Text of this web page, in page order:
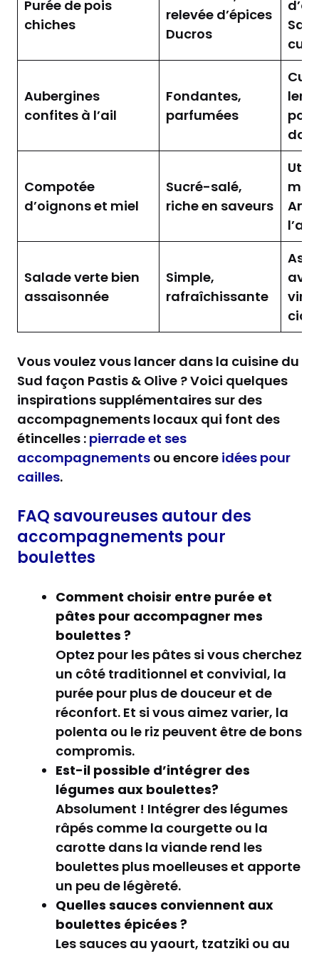
Purée de pois
chiches
relevée d’épices
Ducros
Aubergines
confites à l’ail
Fondantes,
parfumées
Compotée
d’oignons et miel
Sucré-salé,
riche en saveurs
Salade verte bien
assaisonnée
Simple,
rafraîchissante
Vous voulez vous lancer dans la cuisine du
Sud façon Pastis & Olive ? Voici quelques
inspirations supplémentaires sur des
accompagnements locaux qui font des
étincelles : pierrade et ses
accompagnements ou encore idées pour
cailles.
FAQ savoureuses autour des
accompagnements pour
boulettes
Comment choisir entre purée et
pâtes pour accompagner mes
boulettes ?
Optez pour les pâtes si vous cherchez
un côté traditionnel et convivial, la
purée pour plus de douceur et de
réconfort. Et si vous aimez varier, la
polenta ou le riz peuvent être de bons
compromis.
Est-il possible d’intégrer des
légumes aux boulettes?
Absolument ! Intégrer des légumes
râpés comme la courgette ou la
carotte dans la viande rend les
boulettes plus moelleuses et apporte
un peu de légèreté.
Quelles sauces conviennent aux
boulettes épicées ?
Les sauces au yaourt, tzatziki ou au